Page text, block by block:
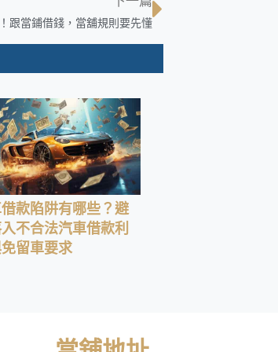
跟當鋪借錢，當舖規則要先懂
款陷阱有哪些？避
不合法汽車借款利
留車要求